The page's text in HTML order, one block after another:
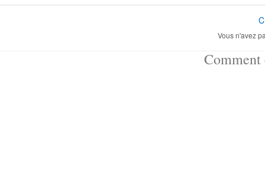
Vous n'avez
Comment